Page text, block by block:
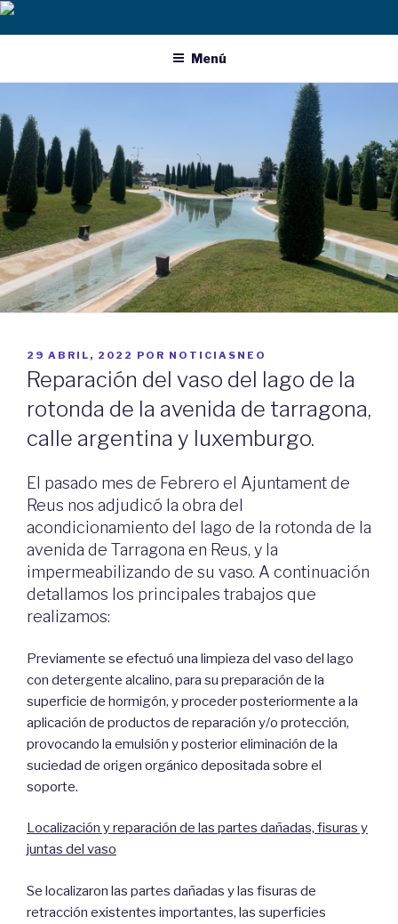
Ir
al
Menú
PUBLICADO
EN
29 ABRIL, 2022 POR NOTICIASNEO
Reparación del vaso del lago de la
rotonda de la avenida de tarragona,
calle argentina y luxemburgo.
El pasado mes de Febrero el Ajuntament de
Reus nos adjudicó la obra del
acondicionamiento del lago de la rotonda de la
avenida de Tarragona en Reus, y la
impermeabilizando de su vaso. A continuación
detallamos los principales trabajos que
realizamos:
Previamente se efectuó una limpieza del vaso del lago
con detergente alcalino, para su preparación de la
superficie de hormigón, y proceder posteriormente a la
aplicación de productos de reparación y/o protección,
provocando la emulsión y posterior eliminación de la
suciedad de origen orgánico depositada sobre el
soporte.
Localización y reparación de las partes dañadas, fisuras y
juntas del vaso
Se localizaron las partes dañadas y las fisuras de
retracción existentes importantes, las superficies